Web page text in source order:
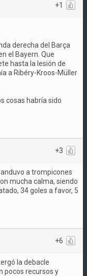
+1
derecha del Barça
el Bayern. Que
hasta la lesión de
a Ribéry-Kroos-Müller
cosas habría sido
+3
a trompicones
mucha calma, siendo
34 goles a favor, 5
+6
la debacle
pocos recursos y